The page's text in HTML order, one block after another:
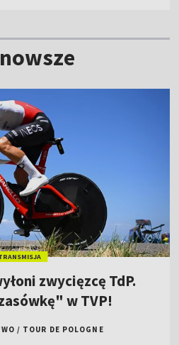
zwycięzcę TdP.
w TVP!
/ TOUR DE POLOGNE